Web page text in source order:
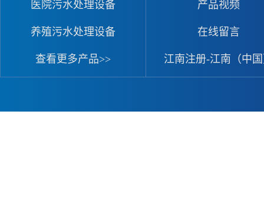
医院污水处理设备
养殖污水处理设备
查看更多产品>>
产品视频
在线留言
江南注册-江南（中